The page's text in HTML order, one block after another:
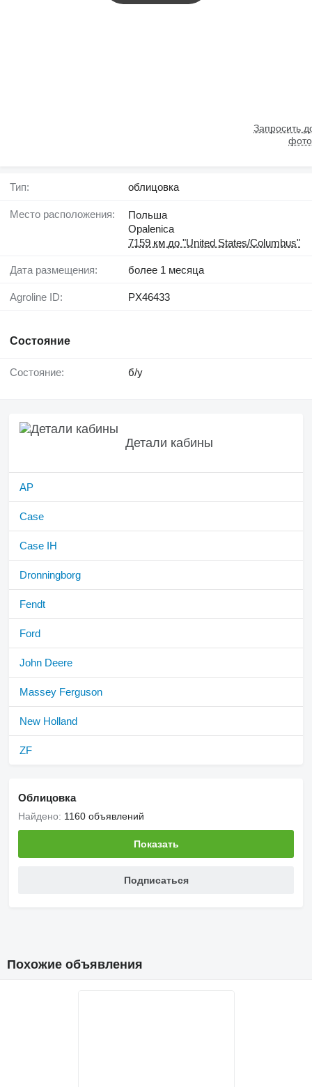
Запросить
Тип: облицовка
Место расположения:
Польша
Opalenica
7159 км до "United States/Columbus"
Дата размещения: более 1 месяца
Agroline ID: PX46433
Состояние
Состояние: б/у
Детали кабины
AP
Case
Case IH
Dronningborg
Fendt
Ford
John Deere
Massey Ferguson
New Holland
ZF
Облицовка
Найдено: 1160 объявлений
Показать
Подписаться
Похожие объявления